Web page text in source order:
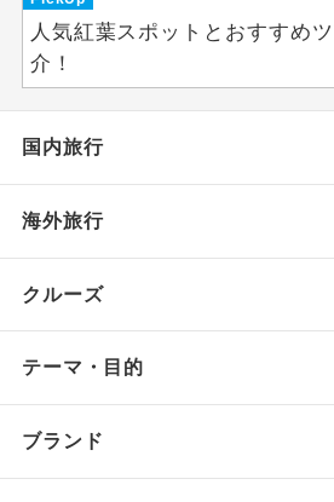
人気紅葉スポットとおすすめ
介！
国内旅行
海外旅行
クルーズ
テーマ・目的
ブランド